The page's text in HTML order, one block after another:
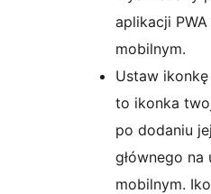
aplikacji
mobilnym.
Ustaw
to ikonka
po dodaniu
głównego na
mobilnym.